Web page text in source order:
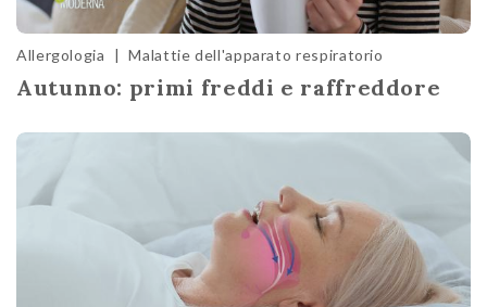
Allergologia | Malattie dell'apparato respiratorio
Autunno: primi freddi e raffreddore